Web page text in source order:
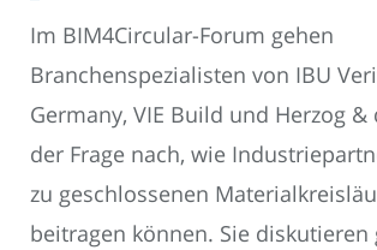
Im BIM4Circular-Forum gehen
Branchenspezialisten von IBU
Germany, VIE Build und Herzog
der Frage nach, wie
zu geschlossenen
beitragen können. Sie diskutieren